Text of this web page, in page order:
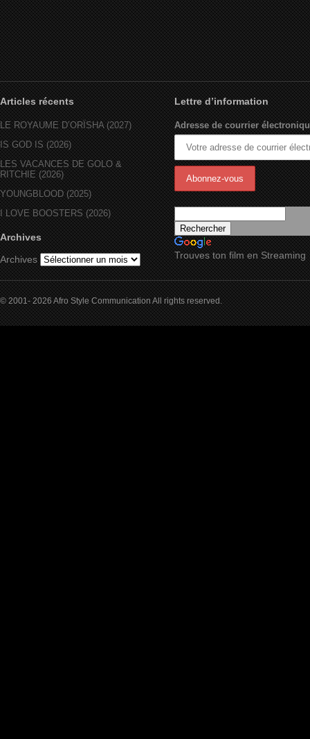
Articles récents
LE ROYAUME D’ORÏSHA (2027)
IS GOD IS (2026)
LES VACANCES DE GOLO &
RITCHIE (2026)
YOUNGBLOOD (2025)
I LOVE BOOSTERS (2026)
Archives
Archives
Lettre d’information
Adresse de courrier
Trouves ton film en Streaming
© 2001- 2026 Afro Style Communication All rights reserved.